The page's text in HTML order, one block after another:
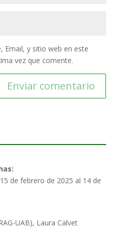
Email, y sitio web en este
vez que comente.
de febrero de 2025 al 14 de
UAB), Laura Calvet